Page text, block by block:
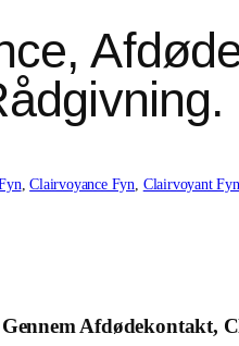
, Clairvoyance Fyn, Clairvoyant Fyn
Afdødekontakt,